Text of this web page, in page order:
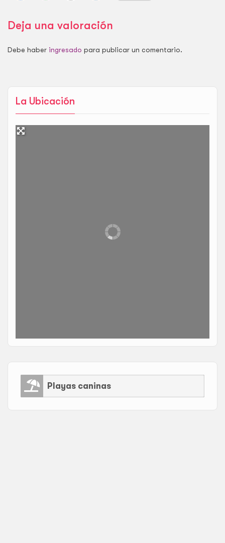
La Ubicación
Playas caninas
Deja una valoración
Debe haber ingresado para publicar un comentario.